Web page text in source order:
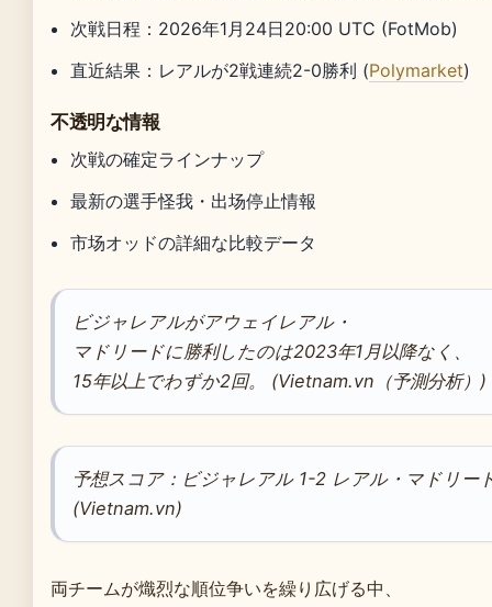
次戦日程：2026年1月24日20:00 UTC (FotMob)
直近結果：レアルが2戦連続2-0勝利 (Polymarket)
不透明な情報
次戦の確定ラインナップ
最新の選手怪我・出场停止情報
市场オッドの詳細な比較データ
ビジャレアルがアウェイレアル・
マドリードに勝利したのは2023年1月以降なく、
15年以上でわずか2回。 (Vietnam.vn（予測分析）)
予想スコア：ビジャレアル 1-2 レアル・マドリー
(Vietnam.vn)
両チームが熾烈な順位争いを繰り広げる中、